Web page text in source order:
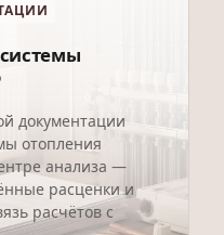
документации
отопления
анализа —
расценки и
расчётов с